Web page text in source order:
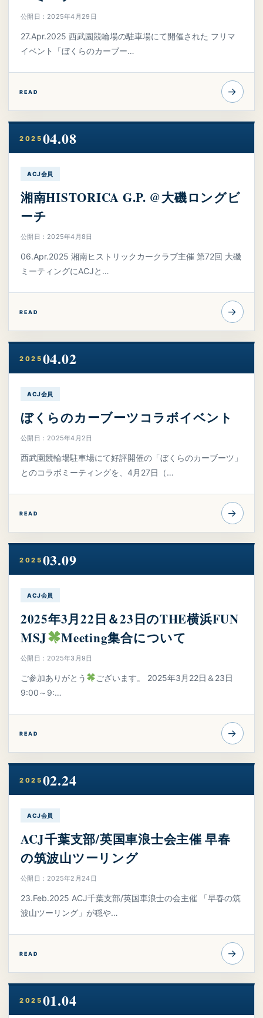
公開日：2025年4月29日
27.Apr.2025 西武園競輪場の駐車場にて開催された フリマ
イベント「ぼくらのカーブー…
READ →
2025 04.08
ACJ会員
湘南HISTORICA G.P. @大磯ロングビ
ーチ
公開日：2025年4月8日
06.Apr.2025 湘南ヒストリックカークラブ主催 第72回 大磯
ミーティングにACJと…
READ →
2025 04.02
ACJ会員
ぼくらのカーブーツコラボイベント
公開日：2025年4月2日
西武園競輪場駐車場にて好評開催の「ぼくらのカーブーツ」
とのコラボミーティングを、4月27日（…
READ →
2025 03.09
ACJ会員
2025年3月22日＆23日のTHE横浜FUN
MSJ
Meeting集合について
公開日：2025年3月9日
ご参加ありがとう
ございます。 2025年3月22日＆23日
9:00～9:…
READ →
2025 02.24
ACJ会員
ACJ千葉支部/英国車浪士会主催 早春
の筑波山ツーリング
公開日：2025年2月24日
23.Feb.2025 ACJ千葉支部/英国車浪士の会主催 「早春の筑
波山ツーリング」が穏や…
READ →
2025 01.04